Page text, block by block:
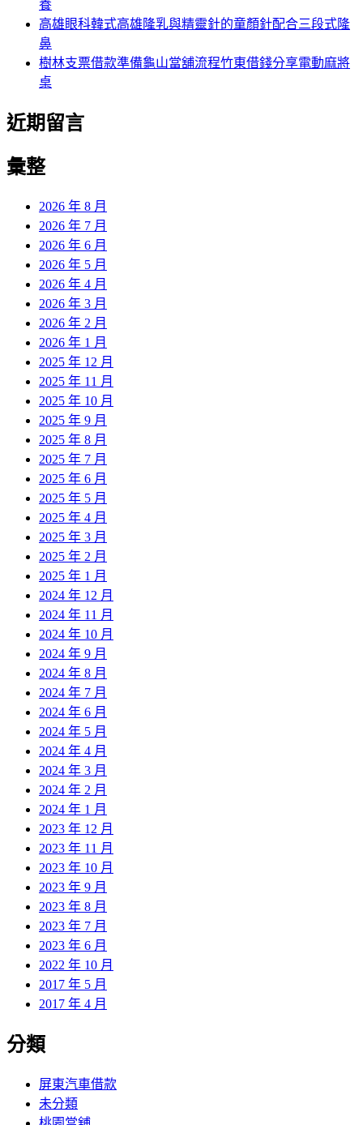
養
高雄眼科韓式高雄隆乳與精靈針的童顏針配合三段式隆
鼻
樹林支票借款準備龜山當舖流程竹東借錢分享電動麻將
桌
近期留言
彙整
2026 年 8 月
2026 年 7 月
2026 年 6 月
2026 年 5 月
2026 年 4 月
2026 年 3 月
2026 年 2 月
2026 年 1 月
2025 年 12 月
2025 年 11 月
2025 年 10 月
2025 年 9 月
2025 年 8 月
2025 年 7 月
2025 年 6 月
2025 年 5 月
2025 年 4 月
2025 年 3 月
2025 年 2 月
2025 年 1 月
2024 年 12 月
2024 年 11 月
2024 年 10 月
2024 年 9 月
2024 年 8 月
2024 年 7 月
2024 年 6 月
2024 年 5 月
2024 年 4 月
2024 年 3 月
2024 年 2 月
2024 年 1 月
2023 年 12 月
2023 年 11 月
2023 年 10 月
2023 年 9 月
2023 年 8 月
2023 年 7 月
2023 年 6 月
2022 年 10 月
2017 年 5 月
2017 年 4 月
分類
屏東汽車借款
未分類